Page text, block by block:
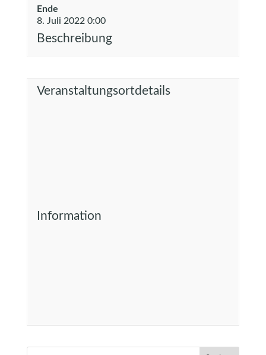
Ende
8. Juli 2022 0:00
Beschreibung
Veranstaltungsortdetails
Information